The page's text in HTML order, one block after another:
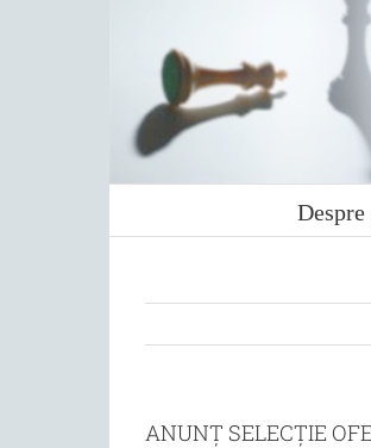
Despre
ANUNȚ SELECȚIE